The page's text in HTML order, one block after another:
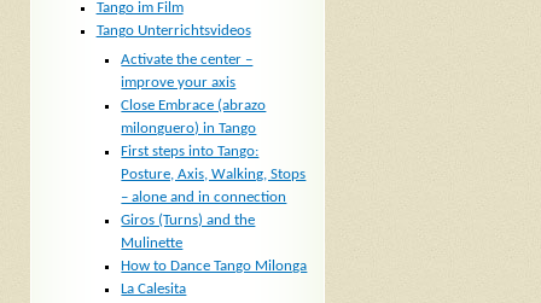
Tango im Film
Tango Unterrichtsvideos
Activate the center –
improve your axis
Close Embrace (abrazo
milonguero) in Tango
First steps into Tango:
Posture, Axis, Walking, Stops
– alone and in connection
Giros (Turns) and the
Mulinette
How to Dance Tango Milonga
La Calesita